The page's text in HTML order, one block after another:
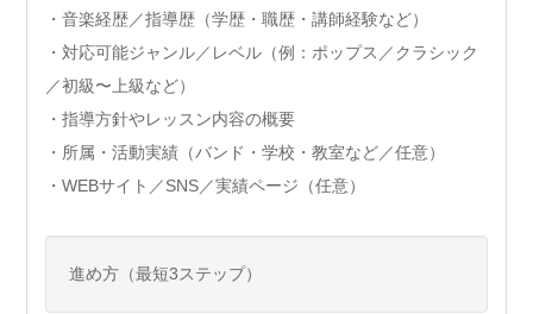
・音楽経歴／指導歴（学歴・職歴・講師経験など）
・対応可能ジャンル／レベル（例：ポップス／クラシック
／初級〜上級など）
・指導方針やレッスン内容の概要
・所属・活動実績（バンド・学校・教室など／任意）
・WEBサイト／SNS／実績ページ（任意）
進め方（最短3ステップ）